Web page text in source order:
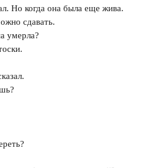
Но когда она была еще жива.
сдавать.
умерла?